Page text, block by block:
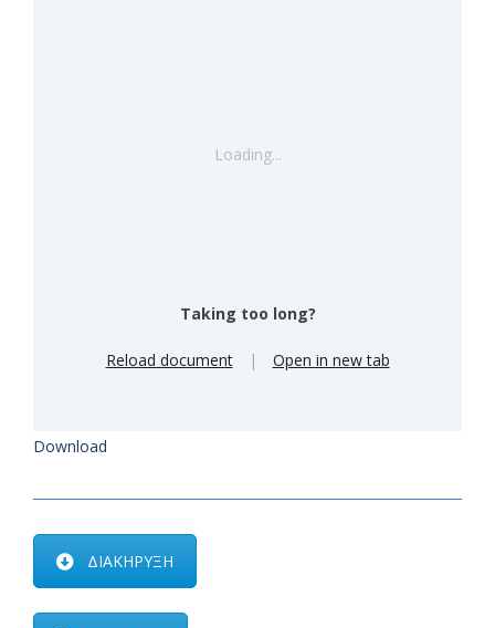
Loading...
Taking too long?
Reload document | Open in new tab
Download
ΔΙΑΚΗΡΥΞΗ